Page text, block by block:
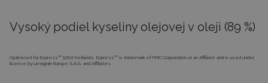
Vysoký podiel kyseliny olejovej v oleji (89 %)
Optimized for Express™ 50SX herbicide. Express™ is trademark of FMC Corporation or an Affiliate and is used under
license by Limagrain Europe S.A.S. and Affiliates.